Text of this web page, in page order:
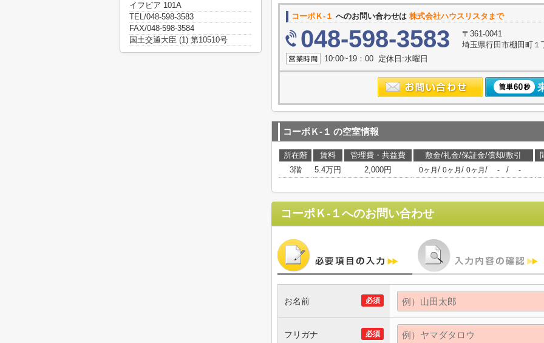
コーポＫ-１ へのお問い合わせは 株式会社ハウスリスタまで
048-598-3583
〒361-0041
埼玉県行田市棚田町１
10:00~19：00 定休日:水曜日
コーポＫ-１ の空室情報
所在階 賃料 管理費・共益費 敷金/礼金/保証金/償却/敷引
3階
5.4万円 2,000円 0ヶ月 / 0ヶ月 / 0ヶ月 / - / -
コーポＫ-１へのお問い合わせ
必須
お名前
必須
フリガナ
イフピア 101A
TEL/048-598-3583
FAX/048-598-3584
国土交通大臣 (1) 第10510号